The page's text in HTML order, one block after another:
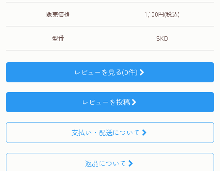
販売価格 1,100円(税込)
型番 SKD
レビューを見る(0件)
レビューを投稿
支払い・配送について
返品について